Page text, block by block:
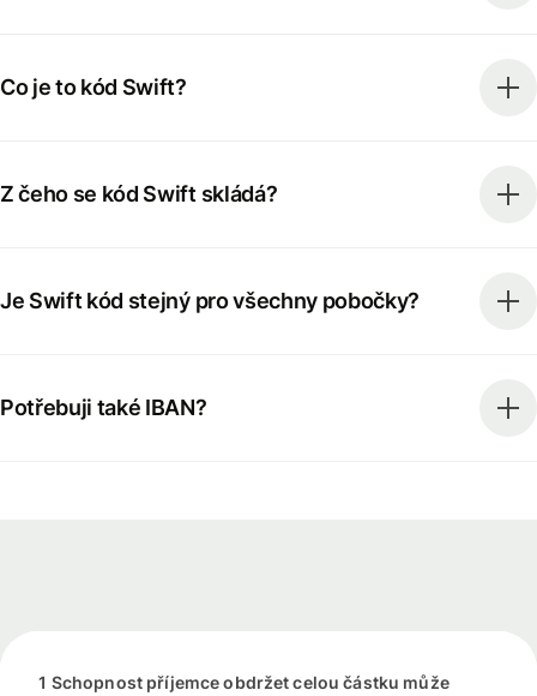
Co je to kód Swift?
Z čeho se kód Swift skládá?
Je Swift kód stejný pro všechny pobočky?
Potřebuji také IBAN?
1 Schopnost příjemce obdržet celou částku může